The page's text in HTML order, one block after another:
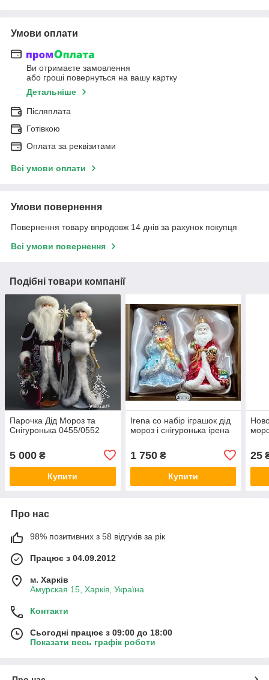
Умови оплати
Ви отримаєте замовлення
або гроші повернуться на вашу картку
Детальніше
Післяплата
Готівкою
Оплата за реквізитами
Всі умови оплати
Умови повернення
Повернення товару впродовж 14 днів за рахунок покупця
Всі умови повернення
Подібні товари компанії
Парочка Дід Мороз та
Снігуронька 0455/0552
5 000 ₴
Купити
Irena co набір іграшок дід
мороз і снігуронька ірена
1 750₴
Купити
25
Про нас
98% позитивних з 58 відгуків за рік
Працює з 04.09.2012
м. Харків
Амурская 15, Харків, Україна
Контакти
Сьогодні працює з 09:00 до 18:00
Показати весь графік роботи